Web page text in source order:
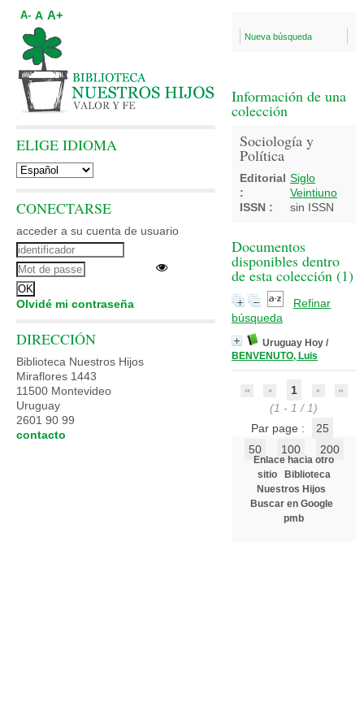
Nueva búsqueda
Información de una
colección
Sociología y
Política
Editorial
:
Siglo
Veintiuno
ISSN :
sin ISSN
Documentos
disponibles dentro
de esta colección (1)
Refinar
búsqueda
Uruguay Hoy /
BENVENUTO, Luis
1
(1 - 1 / 1)
Par page :
25
50
100 200
Enlace hacia otro
sitio
Biblioteca
Nuestros Hijos
Buscar en Google
pmb
A- A A+
ELIGE IDIOMA
CONECTARSE
acceder a su cuenta de usuario
Olvidé mi contraseña
DIRECCIÓN
Biblioteca Nuestros Hijos
Miraflores 1443
11500 Montevideo
Uruguay
2601 90 99
contacto